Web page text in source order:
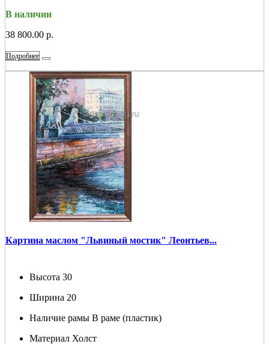
В наличии
38 800.00 р.
Подробнее
Картина маслом "Львиный мостик" Леонтьев...
Высота 30
Ширина 20
Наличие рамы В раме (пластик)
Материал Холст